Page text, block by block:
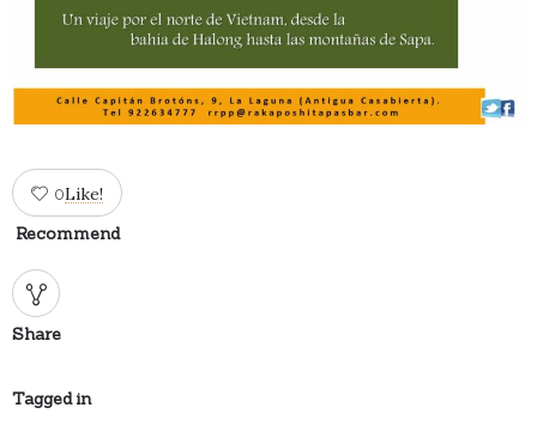
0Like!
Recommend
Share
Tagged in